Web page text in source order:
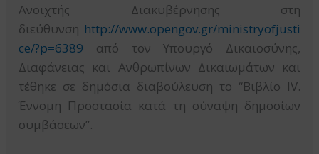
Ανοιχτής Διακυβέρνησης στη
διεύθυνση http://www.opengov.gr/ministryofjusti
ce/?p=6389 από τον Υπουργό Δικαιοσύνης,
Διαφάνειας και Ανθρωπίνων Δικαιωμάτων και
τέθηκε σε δημόσια διαβούλευση το “Βιβλίο IV.
Έννομη Προστασία κατά τη σύναψη δημοσίων
συμβάσεων”.